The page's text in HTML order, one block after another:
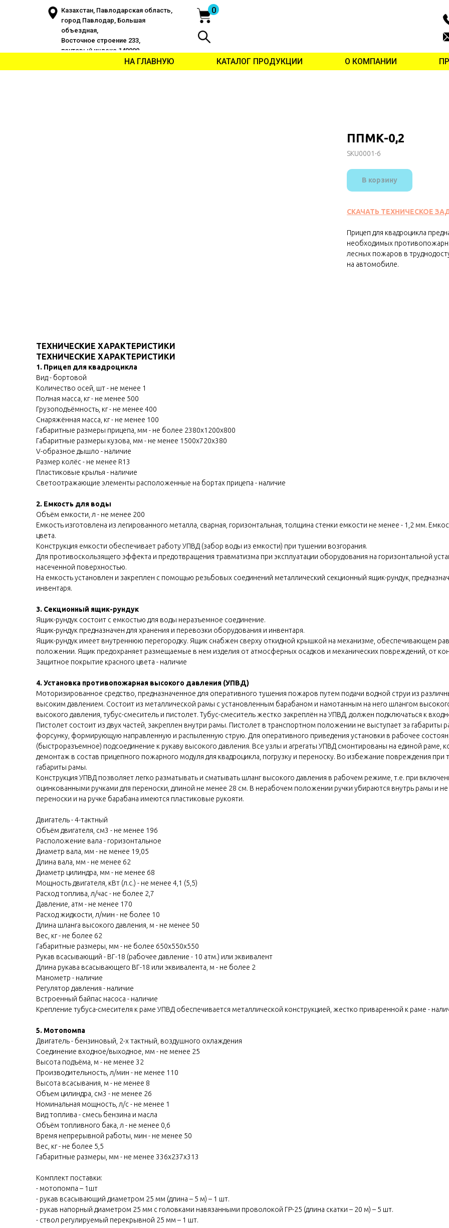
Казахстан, Павлодарская область,
город Павлодар, Большая
объездная,
Восточное строение 233,
почтовый индекс 140000
0
НА ГЛАВНУЮ КАТАЛОГ ПРОДУКЦИИ О КОМПАНИИ
ППМК-0,2
SKU0001-6
В корзину
СКАЧАТЬ ТЕХНИЧЕСКОЕ
Прицеп для квадроцикла
необходимых
лесных пожаров в
на автомобиле.
ТЕХНИЧЕСКИЕ ХАРАКТЕРИСТИКИ
ТЕХНИЧЕСКИЕ ХАРАКТЕРИСТИКИ
1. Прицеп для квадроцикла
Вид - бортовой
Количество осей, шт - не менее 1
Полная масса, кг - не менее 500
Грузоподъёмность, кг - не менее 400
Снаряжённая масса, кг - не менее 100
Габаритные размеры прицепа, мм - не более 2380х1200х800
Габаритные размеры кузова, мм - не менее 1500х720х380
V-образное дышло - наличие
Размер колёс - не менее R13
Пластиковые крылья - наличие
Светоотражающие элементы расположенные на бортах прицепа - наличие
2. Емкость для воды
Объём емкости, л - не менее 200
Емкость изготовлена из легированного металла, сварная, горизонтальная, толщина стенки емкости не менее - 1,2 мм.
цвета.
Конструкция емкости обеспечивает работу УПВД (забор воды из емкости) при тушении возгорания.
Для противоскользящего эффекта и предотвращения травматизма при эксплуатации оборудования на горизонтальной
насеченной поверхностью.
На емкость установлен и закреплен с помощью резьбовых соединений металлический секционный ящик-рундук,
инвентаря.
3. Секционный ящик-рундук
Ящик-рундук состоит с емкостью для воды неразъемное соединение.
Ящик-рундук предназначен для хранения и перевозки оборудования и инвентаря.
Ящик-рундук имеет внутреннюю перегородку. Ящик снабжен сверху откидной крышкой на механизме, обеспечивающем
положении. Ящик предохраняет размещаемые в нем изделия от атмосферных осадков и механических повреждений, от
Защитное покрытие красного цвета - наличие
4. Установка противопожарная высокого давления (УПВД)
Моторизированное средство, предназначенное для оперативного тушения пожаров путем подачи водной струи из
высоким давлением. Состоит из металлической рамы с установленным барабаном и намотанным на него шлангом
высокого давления, тубус-смеситель и пистолет. Тубус-смеситель жестко закреплён на УПВД, должен подключаться к
Пистолет состоит из двух частей, закреплен внутри рамы. Пистолет в транспортном положении не выступает за
форсунку, формирующую направленную и распыленную струю. Для оперативного приведения установки в рабочее
(быстроразъемное) подсоединение к рукаву высокого давления. Все узлы и агрегаты УПВД смонтированы на единой раме,
демонтаж в состав прицепного пожарного модуля для квадроцикла, погрузку и переноску. Во избежание повреждения при
габариты рамы.
Конструкция УПВД позволяет легко разматывать и сматывать шланг высокого давления в рабочем режиме, т.е. при
оцинкованными ручками для переноски, длиной не менее 28 см. В нерабочем положении ручки убираются внутрь рамы и не
переноски и на ручке барабана имеются пластиковые рукояти.
Двигатель - 4-тактный
Объём двигателя, см3 - не менее 196
Расположение вала - горизонтальное
Диаметр вала, мм - не менее 19,05
Длина вала, мм - не менее 62
Диаметр цилиндра, мм - не менее 68
Мощность двигателя, кВт (л.с.) - не менее 4,1 (5,5)
Расход топлива, л/час - не более 2,7
Давление, атм - не менее 170
Расход жидкости, л/мин - не более 10
Длина шланга высокого давления, м - не менее 50
Вес, кг - не более 62
Габаритные размеры, мм - не более 650х550х550
Рукав всасывающий - ВГ-18 (рабочее давление - 10 атм.) или эквивалент
Длина рукава всасывающего ВГ-18 или эквивалента, м - не более 2
Манометр - наличие
Регулятор давления - наличие
Встроенный байпас насоса - наличие
Крепление тубуcа-смесителя к раме УПВД обеспечивается металлической конструкцией, жестко приваренной к раме -
5. Мотопомпа
Двигатель - бензиновый, 2-х тактный, воздушного охлаждения
Соединение входное/выходное, мм - не менее 25
Высота подъёма, м - не менее 32
Производительность, л/мин - не менее 110
Высота всасывания, м - не менее 8
Объем цилиндра, см3 - не менее 26
Номинальная мощность, л/с - не менее 1
Вид топлива - смесь бензина и масла
Объём топливного бака, л - не менее 0,6
Время непрерывной работы, мин - не менее 50
Вес, кг - не более 5,5
Габаритные размеры, мм - не менее 336х237х313
Комплект поставки:
- мотопомпа – 1шт
- рукав всасывающий диаметром 25 мм (длина – 5 м) – 1 шт.
- рукав напорный диаметром 25 мм с головками навязанными проволокой ГР-25 (длина скатки – 20 м) – 5 шт.
- ствол регулируемый перекрывной 25 мм – 1 шт.